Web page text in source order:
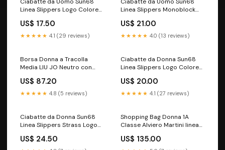
Linea Slippers Logo Colore
estivo26
US$ 17.50
★★★★★ 4.1 (29 reviews)
Linea Slippers Monoblock
Rosso - X36114 estivo26
US$ 21.00
★★★★★ 4.0 (13 reviews)
Borsa Donna a Tracolla
Media LIU JO Neutro con
accessori da viaggio
US$ 87.20
★★★★★ 4.8 (5 reviews)
Ciabatte da Donna Sun68
Linea Slippers Logo Colore
di scarpa:40
US$ 20.00
★★★★★ 4.1 (27 reviews)
Ciabatte da Donna Sun68
Linea Slippers Strass Logo
Numero di scarpa:41
US$ 24.50
Shopping Bag Donna 1A
Classe Alviero Martini linea
messenger
US$ 135.00